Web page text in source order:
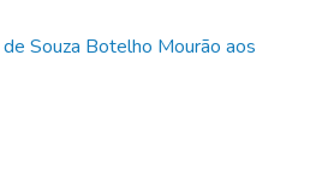
Souza Botelho Mourão aos